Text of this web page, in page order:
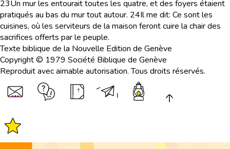
23Un mur les entourait toutes les quatre, et des foyers étaient
pratiqués au bas du mur tout autour. 24Il me dit: Ce sont les
cuisines, où les serviteurs de la maison feront cuire la chair des
sacrifices offerts par le peuple.
Texte biblique de la Nouvelle Edition de Genève
Copyright © 1979 Société Biblique de Genève
Reproduit avec aimable autorisation. Tous droits réservés.